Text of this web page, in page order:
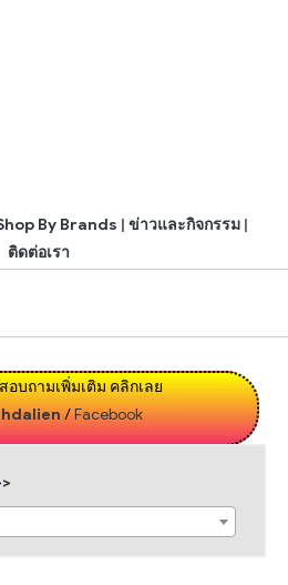
By Brands | ข่าวและกิจกรรม |
ติดต่อเรา
บถามเพิ่มเติม คลิกเลย
hdalien/Facebook